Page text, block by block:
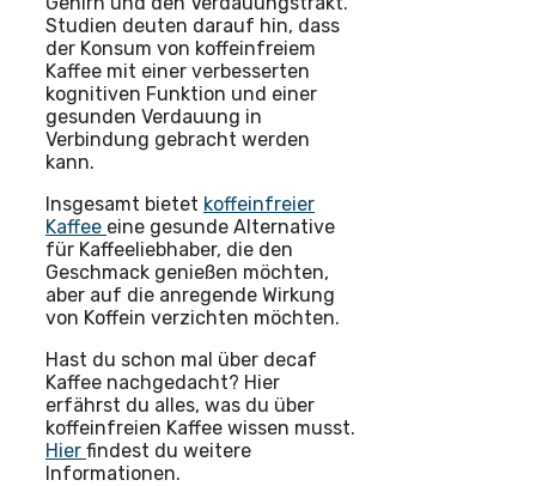
Studien deuten darauf hin, dass
der Konsum von koffeinfreiem
Kaffee mit einer verbesserten
kognitiven Funktion und einer
gesunden Verdauung in
Verbindung gebracht werden
kann.
Insgesamt bietet koffeinfreier
Kaffee eine gesunde Alternative
für Kaffeeliebhaber, die den
Geschmack genießen möchten,
aber auf die anregende Wirkung
von Koffein verzichten möchten.
Hast du schon mal über decaf
Kaffee nachgedacht? Hier
erfährst du alles, was du über
koffeinfreien Kaffee wissen musst.
Hier findest du weitere
Informationen.